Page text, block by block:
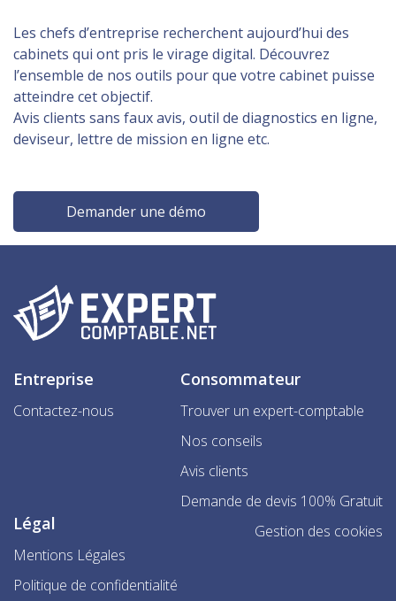
Les chefs d’entreprise recherchent aujourd’hui des
cabinets qui ont pris le virage digital. Découvrez
l’ensemble de nos outils pour que votre cabinet puisse
atteindre cet objectif.
Avis clients sans faux avis, outil de diagnostics en ligne,
deviseur, lettre de mission en ligne etc.
Demander une démo
Entreprise
Contactez-nous
Consommateur
Trouver un expert-comptable
Nos conseils
Avis clients
Demande de devis 100% Gratuit
Légal
Mentions Légales
Politique de confidentialité
Gestion des cookies